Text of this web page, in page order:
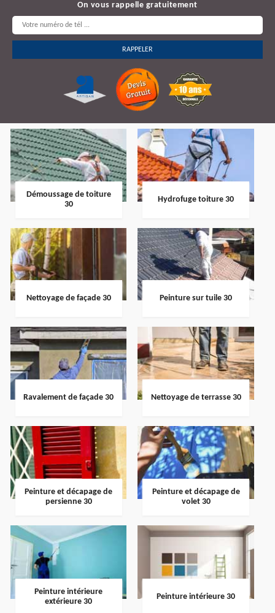
On vous rappelle gratuitement
Démoussage de toiture
30
Hydrofuge toiture 30
Nettoyage de façade 30 Peinture sur tuile 30
Ravalement de façade 30 Nettoyage de terrasse 30
Peinture et décapage de
persienne 30
Peinture et décapage de
volet 30
Peinture intérieure
extérieure 30
Peinture intérieure 30